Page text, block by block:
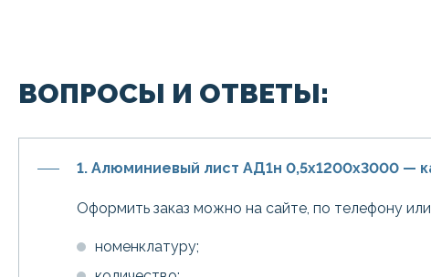
ВОПРОСЫ И ОТВЕТЫ:
1. Алюминиевый лист АД1н 0,5х1200х3000 —
Оформить заказ можно на сайте, по телефону
номенклатуру;